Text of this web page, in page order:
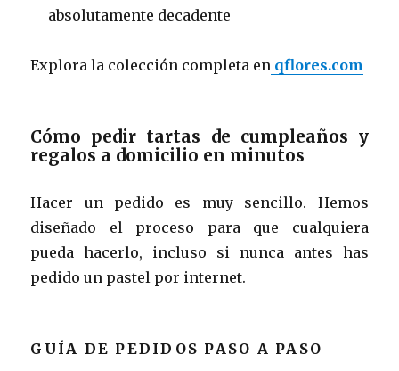
absolutamente decadente
Explora la colección completa en qflores.com
Cómo pedir tartas de cumpleaños y
regalos a domicilio en minutos
Hacer un pedido es muy sencillo. Hemos
diseñado el proceso para que cualquiera
pueda hacerlo, incluso si nunca antes has
pedido un pastel por internet.
GUÍA DE PEDIDOS PASO A PASO